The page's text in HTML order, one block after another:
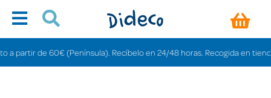
de 60€ (Península). Recíbelo en 24/48 horas. Recogida en tiendas